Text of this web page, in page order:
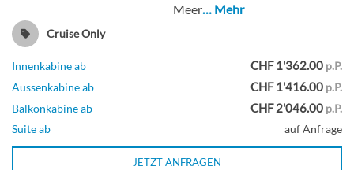
Suite
Schlafzimmer und großem Balkon-[H5]
Meer… Mehr
Cruise Only
Innenkabine ab CHF 1'362.00 p.P.
Aussenkabine ab
CHF 1'416.00 p.P.
Balkonkabine ab
CHF 2'046.00 p.P.
Suite ab
auf Anfrage
JETZT ANFRAGEN